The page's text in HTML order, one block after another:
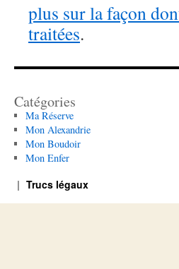
plus sur la façon
traitées.
Catégories
Ma Réserve
Mon Alexandrie
Mon Boudoir
Mon Enfer
Trucs légaux